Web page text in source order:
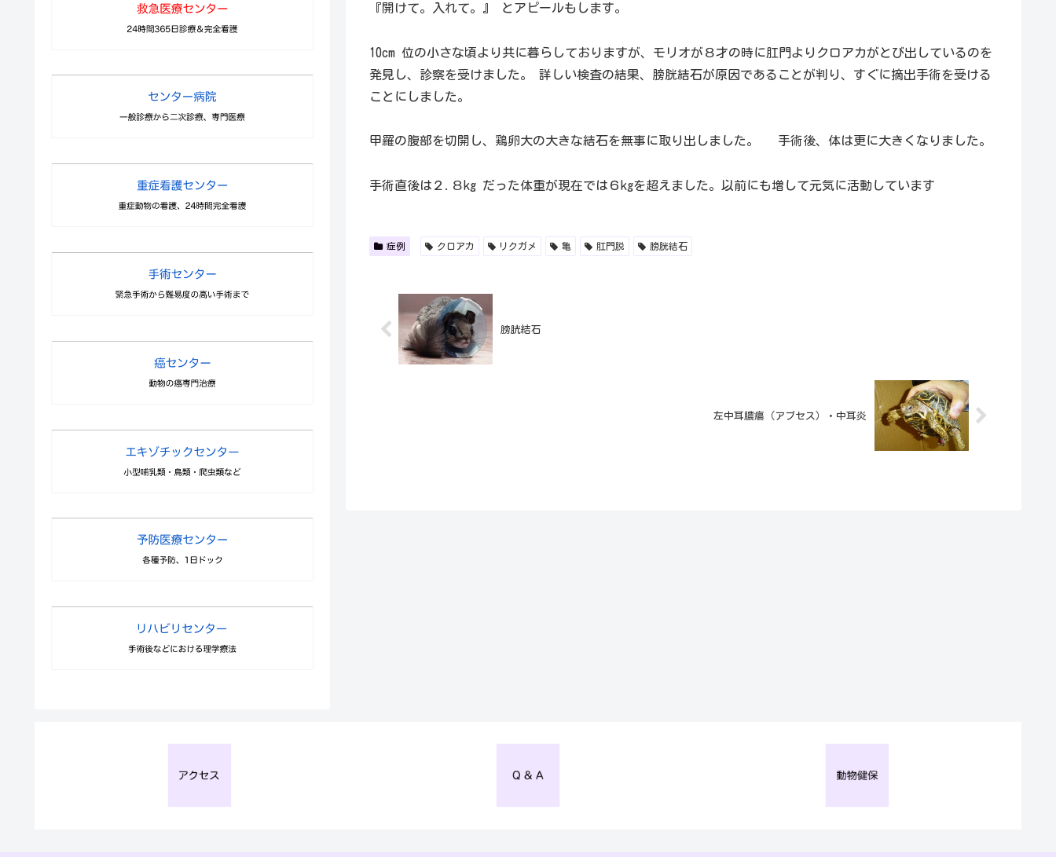
『開けて。入れて。』 とアピールもします。
10cm 位の小さな頃より共に暮らしておりますが、モリオが８才の時に肛門よりクロアカがとび出しているのを
発見し、診察を受けました。 詳しい検査の結果、膀胱結石が原因であることが判り、すぐに摘出手術を受ける
ことにしました。
甲羅の腹部を切開し、鶏卵大の大きな結石を無事に取り出しました。 手術後、体は更に大きくなりました。
手術直後は２.８kg だった体重が現在では６kgを超えました。以前にも増して元気に活動しています
症例 クロアカ リクガメ 亀 肛門脱 膀胱結石
膀胱結石
左中耳膿瘍（アブセス）・中耳炎